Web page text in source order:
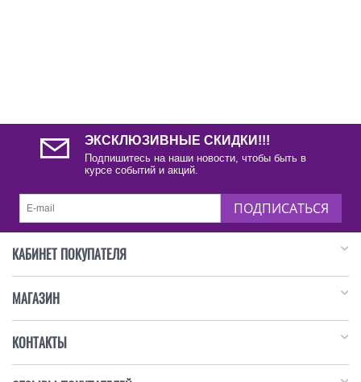
ЭКСКЛЮЗИВНЫЕ СКИДКИ!!!
Подпишитесь на наши новости, чтобы быть в
курсе событий и акций.
ПОДПИСАТЬСЯ
КАБИНЕТ ПОКУПАТЕЛЯ
МАГАЗИН
КОНТАКТЫ